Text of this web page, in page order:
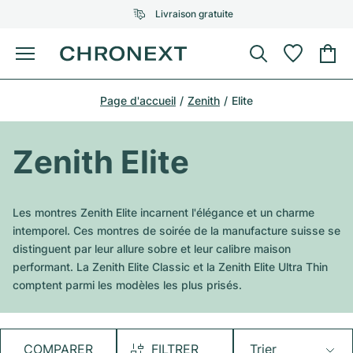
Livraison gratuite
Menu
Acheter une montre
UNE SÉLECTION D'EXCEPTION
Tous les modèles Rolex
Modèles les plus vendus
Omega
Tous les modèles Omega
Patek Philippe
Modèles les plus vendus
Audemars Piguet
Tous les modèles Audemars Piguet
Cartier
Montres d'occasion
Bijoux
UNE SÉLECTION D'EXCEPTION
Tiffany
Louis Vuitton
Gebauer & Gebauer
Nouveautés
Page d'accueil Zenith Elite
Zenith Elite
Les montres Zenith Elite incarnent l'élégance et un charme
intemporel. Ces montres de soirée de la manufacture suisse se
distinguent par leur allure sobre et leur calibre maison
performant. La Zenith Elite Classic et la Zenith Elite Ultra Thin
comptent parmi les modèles les plus prisés.
COMPARER FILTRER Trier